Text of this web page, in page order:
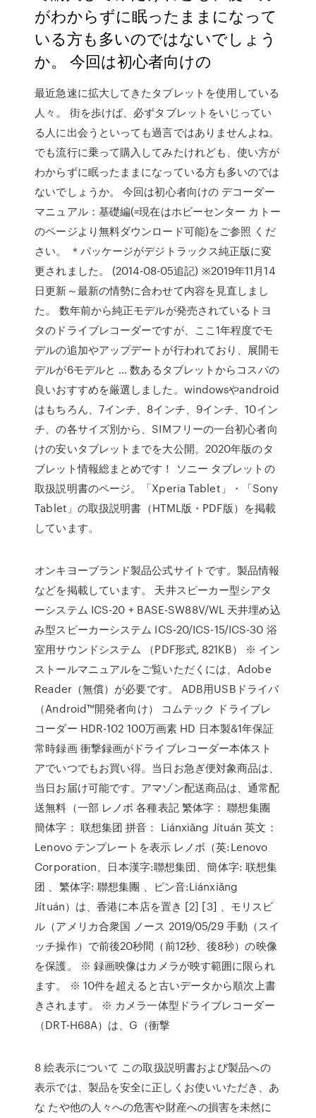
がわからずに眠ったままになって
いる方も多いのではないでしょう
か。 今回は初心者向けの
最近急速に拡大してきたタブレットを使用している
人々。 街を歩けば、必ずタブレットをいじってい
る人に出会うといっても過言ではありませんよね。
でも流行に乗って購入してみたけれども、使い方が
わからずに眠ったままになっている方も多いのでは
ないでしょうか。 今回は初心者向けの デコーダー
マニュアル：基礎編(=現在はホビーセンター カトー
のページより無料ダウンロード可能)をご参照 くだ
さい。 ＊パッケージがデジトラックス純正版に変
更されました。 (2014-08-05追記) ※2019年11月14
日更新～最新の情勢に合わせて内容を見直しまし
た。 数年前から純正モデルが発売されているトヨ
タのドライブレコーダーですが、ここ1年程度でモ
デルの追加やアップデートが行われており、展開モ
デルが6モデルと … 数あるタブレットからコスパの
良いおすすめを厳選しました。windowsやandroid
はもちろん、7インチ、8インチ、9インチ、10イン
チ、の各サイズ別から、SIMフリーの一台初心者向
けの安いタブレットまでを大公開。2020年版のタ
ブレット情報総まとめです！ ソニー タブレットの
取扱説明書のページ。「Xperia Tablet」・「Sony
Tablet」の取扱説明書（HTML版・PDF版）を掲載
しています。
オンキヨーブランド製品公式サイトです。製品情報
などを掲載しています。 天井スピーカー型シアタ
ーシステム ICS-20 + BASE-SW88V/WL 天井埋め込
み型スピーカーシステム ICS-20/ICS-15/ICS-30 浴
室用サウンドシステム （PDF形式, 821KB） ※ イン
ストールマニュアルをご覧いただくには、Adobe
Reader（無償）が必要です。 ADB用USBドライバ
（Android™開発者向け） コムテック ドライブレ
コーダー HDR-102 100万画素 HD 日本製&1年保証
常時録画 衝撃録画がドライブレコーダー本体スト
アでいつでもお買い得。当日お急ぎ便対象商品は、
当日お届け可能です。アマゾン配送商品は、通常配
送無料（一部 レノボ 各種表記 繁体字： 聯想集團
簡体字： 联想集团 拼音： Liánxiǎng Jítuán 英文：
Lenovo テンプレートを表示 レノボ（英:Lenovo
Corporation、日本漢字:聯想集団、簡体字: 联想集
团 、繁体字: 聯想集團 、ピン音:Liánxiǎng
Jítuán）は、香港に本店を置き [2] [3] 、モリスビ
ル（アメリカ合衆国 ノース 2019/05/29 手動（スイ
ッチ操作）で前後20秒間（前12秒、後8秒）の映像
を保護。 ※ 録画映像はカメラが映す範囲に限られ
ます。 ※ 10件を超えると古いデータから順次上書
きされます。 ※ カメラ一体型ドライブレコーダー
（DRT-H68A）は、G（衝撃
8 絵表示について この取扱説明書および製品への
表示では、製品を安全に正しくお使いいただき、あ
な たや他の人々への危害や財産への損害を未然に